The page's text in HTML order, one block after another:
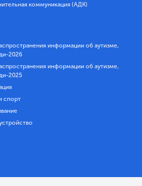
коммуникация (АДК)
информации об аутизме,
2026
информации об аутизме,
2025
спорт